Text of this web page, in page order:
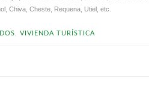
Chiva, Cheste, Requena, Utiel, etc.
VIVIENDA TURÍSTICA